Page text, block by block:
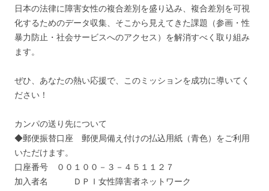
日本の法律に障害女性の複合差別を盛り込み、複合差別を可視
化するためのデータ収集、そこから見えてきた課題（参画・性
暴力防止・社会サービスへのアクセス）を解消すべく取り組み
ます。
ぜひ、あなたの熱い応援で、このミッションを成功に導いてく
ださい！
カンパの送り先について
◆郵便振替口座 郵便局備え付けの払込用紙（青色）をご利用
いただけます。
口座番号 ００１００－３－４５１１２７
加入者名 ＤＰＩ女性障害者ネットワーク